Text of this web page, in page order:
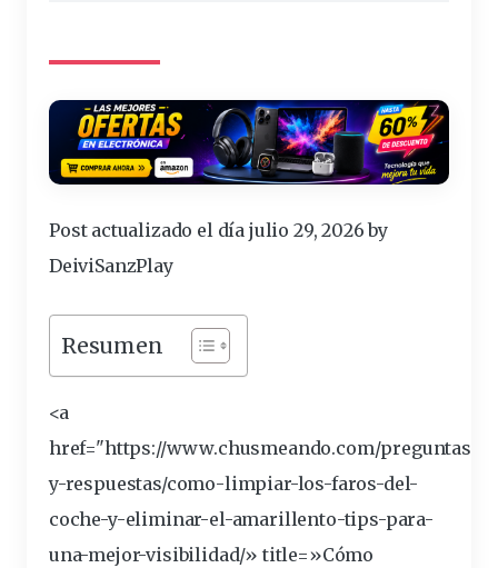
Post actualizado el día julio 29, 2026 by
DeiviSanzPlay
Resumen
<a
href="https://www.chusmeando.com/preguntas-
y-respuestas/como-limpiar-los-faros-del-
coche-y-eliminar-el-amarillento-tips-para-
una-mejor-visibilidad/» title=»Cómo